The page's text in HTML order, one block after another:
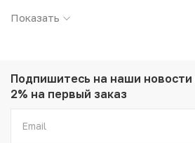
Страна: Турция
Вес: 2 г
Диаметр: 19 мм
Состояние: XF
Показать
Подпишитесь на наши новости
2% на первый заказ